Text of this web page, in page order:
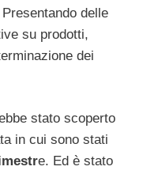
delle
su prodotti,
dei
stato scoperto
in cui sono stati
e. Ed è stato